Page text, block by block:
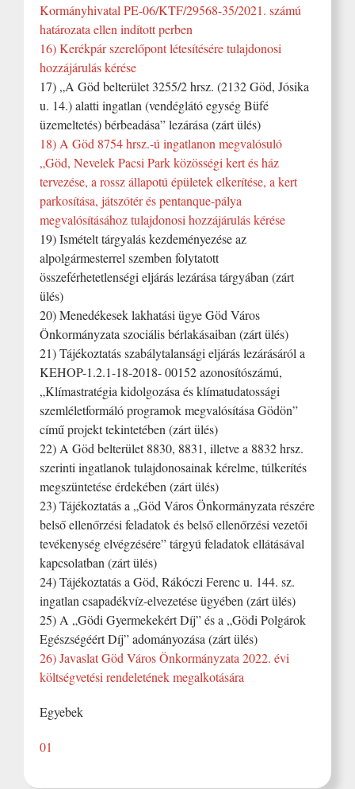
Kormányhivatal PE-06/KTF/29568-35/2021. számú
határozata ellen indított perben
16) Kerékpár szerelőpont létesítésére tulajdonosi
hozzájárulás kérése
17) „A Göd belterület 3255/2 hrsz. (2132 Göd, Jósika
u. 14.) alatti ingatlan (vendéglátó egység Büfé
üzemeltetés) bérbeadása” lezárása (zárt ülés)
18) A Göd 8754 hrsz.-ú ingatlanon megvalósuló
„Göd, Nevelek Pacsi Park közösségi kert és ház
tervezése, a rossz állapotú épületek elkerítése, a kert
parkosítása, játszótér és pentanque-pálya
megvalósításához tulajdonosi hozzájárulás kérése
19) Ismételt tárgyalás kezdeményezése az
alpolgármesterrel szemben folytatott
összeférhetetlenségi eljárás lezárása tárgyában (zárt
ülés)
20) Menedékesek lakhatási ügye Göd Város
Önkormányzata szociális bérlakásaiban (zárt ülés)
21) Tájékoztatás szabálytalansági eljárás lezárásáról a
KEHOP-1.2.1-18-2018- 00152 azonosítószámú,
„Klímastratégia kidolgozása és klímatudatossági
szemléletformáló programok megvalósítása Gödön”
című projekt tekintetében (zárt ülés)
22) A Göd belterület 8830, 8831, illetve a 8832 hrsz.
szerinti ingatlanok tulajdonosainak kérelme, túlkerítés
megszüntetése érdekében (zárt ülés)
23) Tájékoztatás a „Göd Város Önkormányzata részére
belső ellenőrzési feladatok és belső ellenőrzési vezetői
tevékenység elvégzésére” tárgyú feladatok ellátásával
kapcsolatban (zárt ülés)
24) Tájékoztatás a Göd, Rákóczi Ferenc u. 144. sz.
ingatlan csapadékvíz-elvezetése ügyében (zárt ülés)
25) A „Gödi Gyermekekért Díj” és a „Gödi Polgárok
Egészségéért Díj” adományozása (zárt ülés)
26) Javaslat Göd Város Önkormányzata 2022. évi
költségvetési rendeletének megalkotására
Egyebek
01